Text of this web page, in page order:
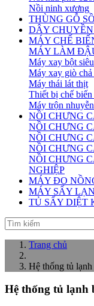
Nồi ninh xương
THÙNG GỖ
DÂY
MÁY CHẾ
MÁY LÀM
Máy xay bột
Máy xay giò chả
Máy thái lát thịt
Thiết bị chế
Máy trộn
NỒI CHƯNG
NỒI CHƯNG
NỒI CHƯNG
NỒI CHƯNG
NỒI CHƯNG
NGHIỆP
MÁY ĐO
MÁY SẤY
TỦ SẤY DIỆT
Trang chủ
Hệ thống tủ
Hệ thống tủ lạnh